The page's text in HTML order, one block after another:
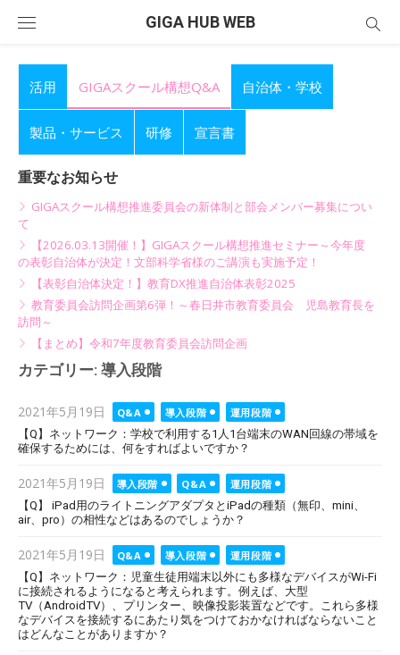
GIGA HUB WEB
活用 GIGAスクール構想Q&A 自治体・学校
製品・サービス 研修 宣言書
重要なお知らせ
GIGAスクール構想推進委員会の新体制と部会メンバー募集につい
て
【2026.03.13開催！】GIGAスクール構想推進セミナー～今年度
の表彰自治体が決定！文部科学省様のご講演も実施予定！
【表彰自治体決定！】教育DX推進自治体表彰2025
教育委員会訪問企画第6弾！～春日井市教育委員会 児島教育長を
訪問～
【まとめ】令和7年度教育委員会訪問企画
カテゴリー: 導入段階
Posted
on
2021年5月19日 Q&A 導入段階
運用段階
【Q】ネットワーク：学校で利用する1人1台端末のWAN回線の帯域を
確保するためには、何をすればよいですか？
Posted
on
2021年5月19日 導入段階 Q&A
運用段階
【Q】 iPad用のライトニングアダプタとiPadの種類（無印、mini、
air、pro）の相性などはあるのでしょうか？
Posted
on
2021年5月19日 Q&A 導入段階
運用段階
【Q】ネットワーク：児童生徒用端末以外にも多様なデバイスがWi-Fi
に接続されるようになると考えられます。例えば、大型
TV（AndroidTV）、プリンター、映像投影装置などです。これら多様
なデバイスを接続するにあたり気をつけておかなければならないこと
はどんなことがありますか？